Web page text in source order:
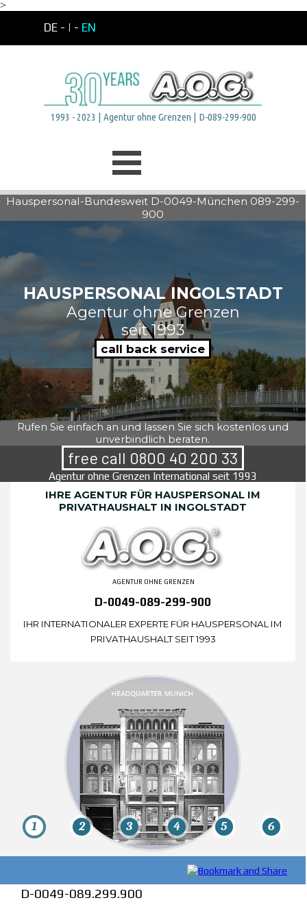
>
DE - | - EN
1993 - 2023 | Agentur ohne Grenzen | D-089-299-900
Hauspersonal-Bundesweit D-0049-München 089-299-
900
HAUSPERSONAL INGOLSTADT
Agentur ohne Grenzen
seit 1993
call back service
Rufen Sie einfach an und lassen Sie sich kostenlos und
unverbindlich beraten.
free call 0800 40 200 33
Agentur ohne Grenzen International seit 1993
IHRE AGENTUR FÜR HAUSPERSONAL IM
PRIVATHAUSHALT IN INGOLSTADT
AGENTUR OHNE GRENZEN
D-0049-089-299-900
IHR INTERNATIONALER EXPERTE FÜR HAUSPERSONAL IM
PRIVATHAUSHALT SEIT 1993
1 2 3 4 5 6
1 2 3 4 5 6
D-0049-089.299.900